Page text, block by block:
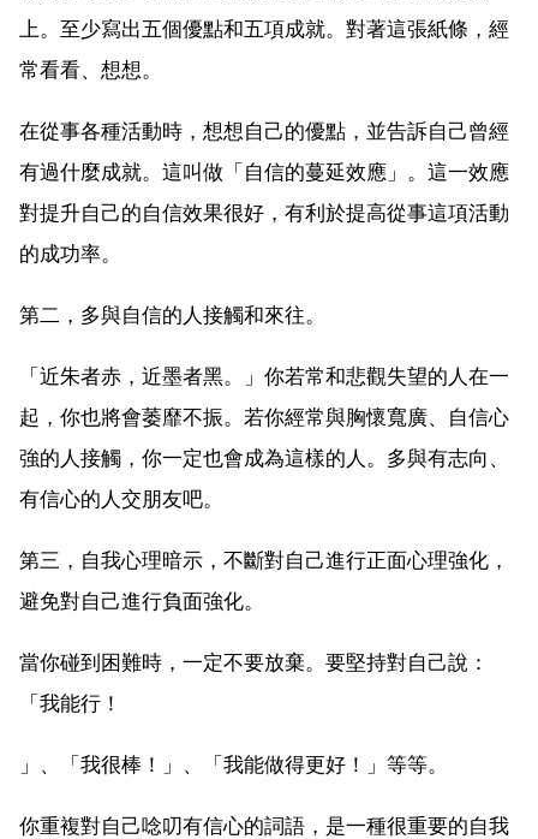
上。至少寫出五個優點和五項成就。對著這張紙條，經
常看看、想想。
在從事各種活動時，想想自己的優點，並告訴自己曾經
有過什麼成就。這叫做「自信的蔓延效應」。這一效應
對提升自己的自信效果很好，有利於提高從事這項活動
的成功率。
第二，多與自信的人接觸和來往。
「近朱者赤，近墨者黑。」你若常和悲觀失望的人在一
起，你也將會萎靡不振。若你經常與胸懷寬廣、自信心
強的人接觸，你一定也會成為這樣的人。多與有志向、
有信心的人交朋友吧。
第三，自我心理暗示，不斷對自己進行正面心理強化，
避免對自己進行負面強化。
當你碰到困難時，一定不要放棄。要堅持對自己說：
「我能行！
」、「我很棒！」、「我能做得更好！」等等。
你重複對自己唸叨有信心的詞語，是一種很重要的自我